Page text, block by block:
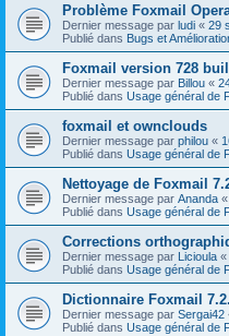
Problème Foxmail
Dernier message par ludi « 29
Publié dans Bugs et
Foxmail version 728
Dernier message par Billou «
Publié dans Usage général de
foxmail et ownclouds
Dernier message par philou «
Publié dans Usage général de
Nettoyage de Foxmail
Dernier message par Ananda «
Publié dans Usage général de
Corrections
Dernier message par Licioula «
Publié dans Usage général de
Dictionnaire Foxmail
Dernier message par Sergai42
Publié dans Usage général de